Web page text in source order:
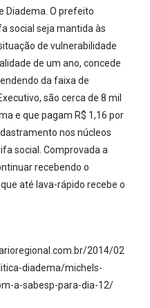
Diadema. O prefeito
social seja mantida às
de vulnerabilidade
de um ano, concede
da faixa de
são cerca de 8 mil
e que pagam R$ 1,16 por
nos núcleos
social. Comprovada a
recebendo o
até lava-rápido recebe o
2014/02
diadema/michels-
a-sabesp-para-dia-12/